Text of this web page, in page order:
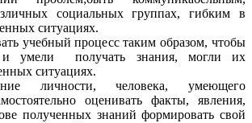
социальных группах, гибким в
ситуациях.
учебный процесс таким образом, чтобы
и умели получать знания, могли их
ситуациях.
личности, человека, умеющего
оценивать факты, явления,
полученных знаний формировать свой